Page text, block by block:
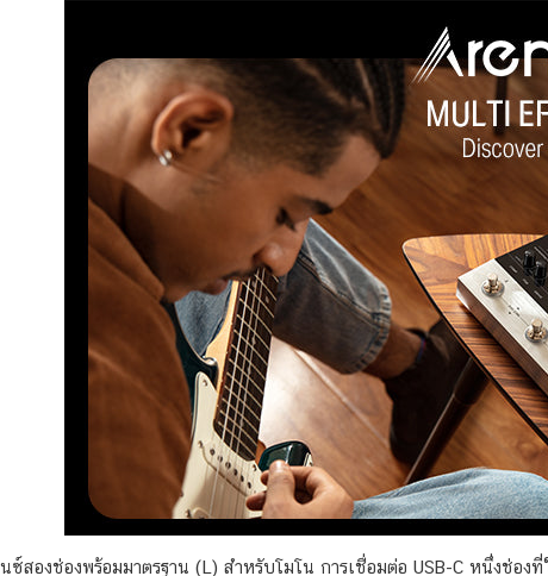
สองช่องพร้อมมาตรฐาน (L) สำหรับโมโน การเชื่อมต่อ USB-C หนึ่งช่อ